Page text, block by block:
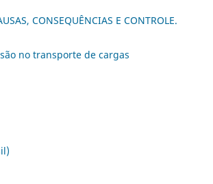
CONSEQUÊNCIAS E CONTROLE.
no transporte de cargas